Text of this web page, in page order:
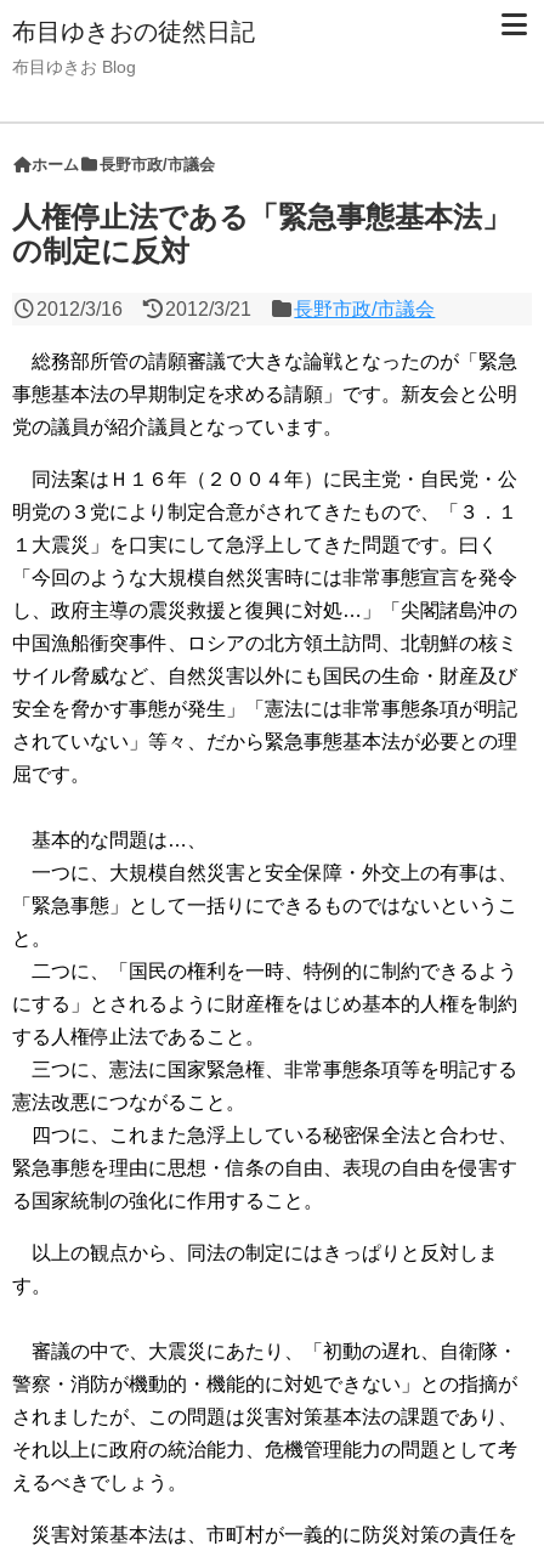
布目ゆきおの徒然日記
布目ゆきお Blog
ホーム 長野市政/市議会
人権停止法である「緊急事態基本法」
の制定に反対
2012/3/16 2012/3/21 長野市政/市議会
総務部所管の請願審議で大きな論戦となったのが「緊急
事態基本法の早期制定を求める請願」です。新友会と公明
党の議員が紹介議員となっています。
同法案はＨ１６年（２００４年）に民主党・自民党・公
明党の３党により制定合意がされてきたもので、「３．１
１大震災」を口実にして急浮上してきた問題です。曰く
「今回のような大規模自然災害時には非常事態宣言を発令
し、政府主導の震災救援と復興に対処…」「尖閣諸島沖の
中国漁船衝突事件、ロシアの北方領土訪問、北朝鮮の核ミ
サイル脅威など、自然災害以外にも国民の生命・財産及び
安全を脅かす事態が発生」「憲法には非常事態条項が明記
されていない」等々、だから緊急事態基本法が必要との理
屈です。
基本的な問題は…、
一つに、大規模自然災害と安全保障・外交上の有事は、
「緊急事態」として一括りにできるものではないというこ
と。
二つに、「国民の権利を一時、特例的に制約できるよう
にする」とされるように財産権をはじめ基本的人権を制約
する人権停止法であること。
三つに、憲法に国家緊急権、非常事態条項等を明記する
憲法改悪につながること。
四つに、これまた急浮上している秘密保全法と合わせ、
緊急事態を理由に思想・信条の自由、表現の自由を侵害す
る国家統制の強化に作用すること。
以上の観点から、同法の制定にはきっぱりと反対しま
す。
審議の中で、大震災にあたり、「初動の遅れ、自衛隊・
警察・消防が機動的・機能的に対処できない」との指摘が
されましたが、この問題は災害対策基本法の課題であり、
それ以上に政府の統治能力、危機管理能力の問題として考
えるべきでしょう。
災害対策基本法は、市町村が一義的に防災対策の責任を